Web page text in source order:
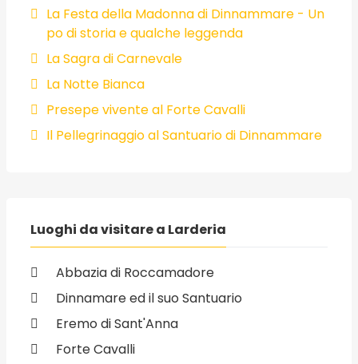
La Festa della Madonna di Dinnammare - Un
po di storia e qualche leggenda
La Sagra di Carnevale
La Notte Bianca
Presepe vivente al Forte Cavalli
Il Pellegrinaggio al Santuario di Dinnammare
Luoghi da visitare a Larderia
Abbazia di Roccamadore
Dinnamare ed il suo Santuario
Eremo di Sant'Anna
Forte Cavalli